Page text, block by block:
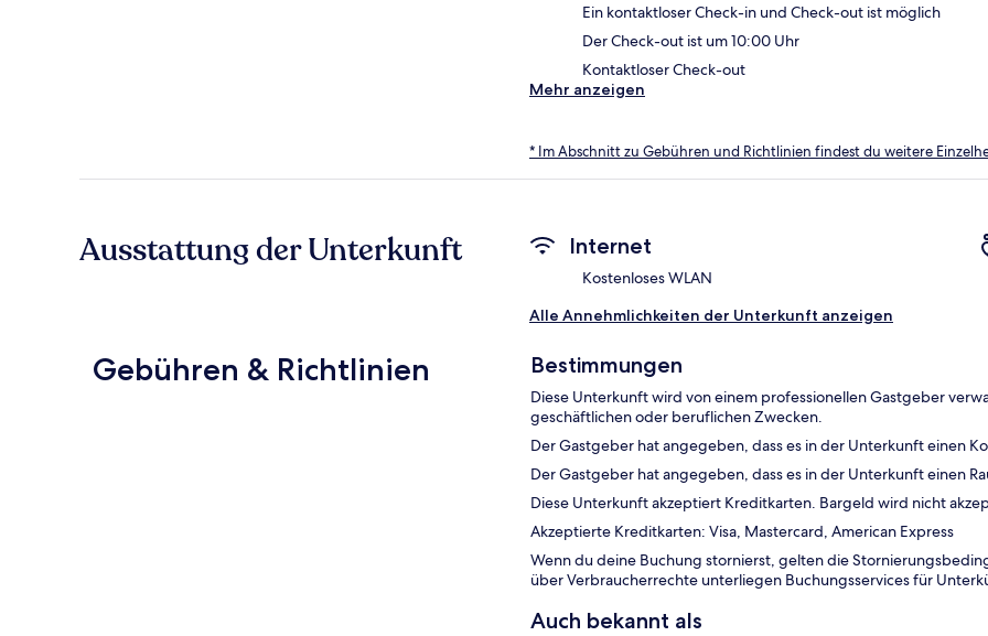
Ein kontaktloser Check-in und Check-out ist möglich
Der Check-out ist um 10:00 Uhr
Kontaktloser Check-out
Mehr anzeigen
* Im Abschnitt zu Gebühren und Richtlinien findest du weitere
Ausstattung der Unterkunft Internet
Kostenloses WLAN
Alle Annehmlichkeiten der Unterkunft anzeigen
Gebühren & Richtlinien Bestimmungen
Diese Unterkunft wird von einem professionellen Gastgeber
geschäftlichen oder beruflichen Zwecken.
Der Gastgeber hat angegeben, dass es in der Unterkunft einen
Der Gastgeber hat angegeben, dass es in der Unterkunft einen
Diese Unterkunft akzeptiert Kreditkarten. Bargeld wird nicht
Akzeptierte Kreditkarten: Visa, Mastercard, American Express
Wenn du deine Buchung stornierst, gelten die
über Verbraucherrechte unterliegen Buchungsservices für
Auch bekannt als